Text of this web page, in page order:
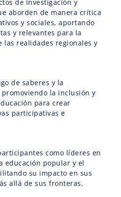
de investigación y
aborden de manera crítica
y sociales, aportando
y relevantes para la
las realidades regionales y
de saberes y la
la inclusión y
para crear
participativas e
como líderes en
educación popular y el
su impacto en sus
allá de sus fronteras.